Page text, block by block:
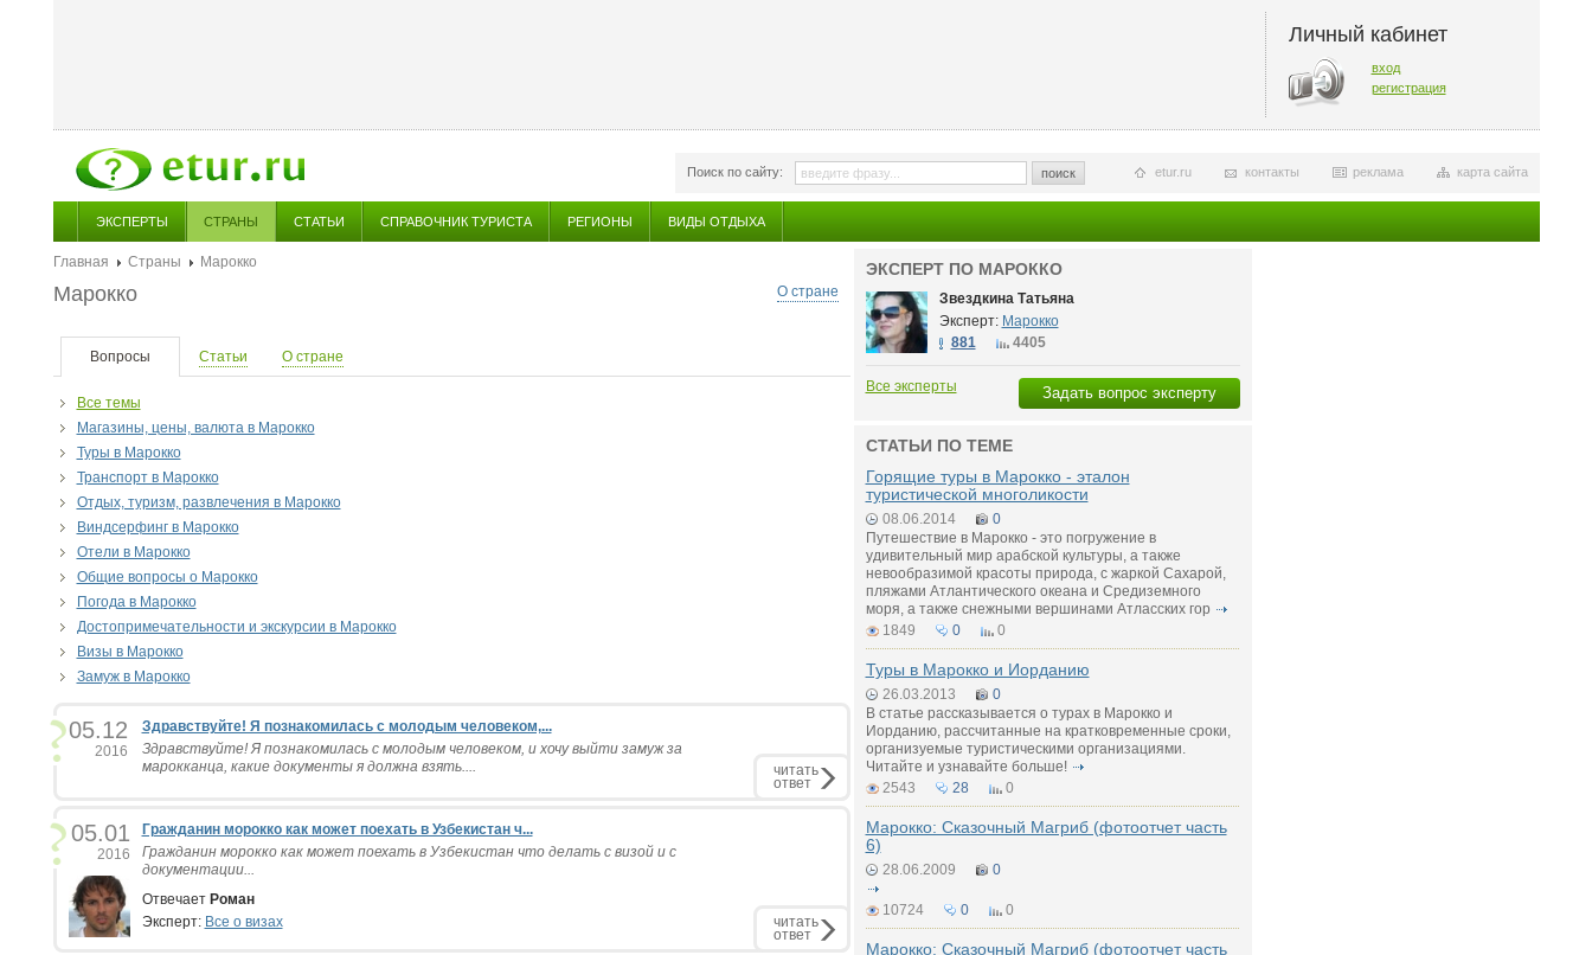
Личный кабинет
вход
регистрация
Поиск по сайту: поиск карта сайта
реклама
контакты
etur.ru
ЭКСПЕРТЫ СТРАНЫ СТАТЬИ СПРАВОЧНИК ТУРИСТА РЕГИОНЫ ВИДЫ ОТДЫХА
Главная Страны
Марокко
О стране
Марокко
Вопросы Статьи О стране
Все темы
Магазины, цены, валюта в Марокко
Туры в Марокко
Транспорт в Марокко
Отдых, туризм, развлечения в Марокко
Виндсерфинг в Марокко
Отели в Марокко
Общие вопросы о Марокко
Погода в Марокко
Достопримечательности и экскурсии в Марокко
Визы в Марокко
Замуж в Марокко
05.12
2016
Здравствуйте! Я познакомилась с молодым человеком,...
Здравствуйте! Я познакомилась с молодым человеком, и хочу выйти замуж за
марокканца, какие документы я должна взять....
читать
ответ
05.01
2016
Гражданин морокко как может поехать в Узбекистан ч...
Гражданин морокко как может поехать в Узбекистан что делать с визой и с
документации...
Отвечает Роман
Эксперт: Все о визах читать
ответ
ЭКСПЕРТ ПО МАРОККО
Звездкина Татьяна
Эксперт: Марокко
881
4405
Задать вопрос эксперту
Все эксперты
СТАТЬИ ПО ТЕМЕ
Горящие туры в Марокко - эталон
туристической многоликости
08.06.2014
0
Путешествие в Марокко - это погружение в
удивительный мир арабской культуры, а также
невообразимой красоты природа, с жаркой Сахарой,
пляжами Атлантического океана и Средиземного
моря, а также снежными вершинами Атласских гор
1849
0 0
Туры в Марокко и Иорданию
26.03.2013
0
В статье рассказывается о турах в Марокко и
Иорданию, рассчитанные на кратковременные сроки,
организуемые туристическими организациями.
Читайте и узнавайте больше!
2543
28 0
Марокко: Сказочный Магриб (фотоотчет часть
6)
28.06.2009 0
10724 0 0
Марокко: Сказочный Магриб (фотоотчет часть